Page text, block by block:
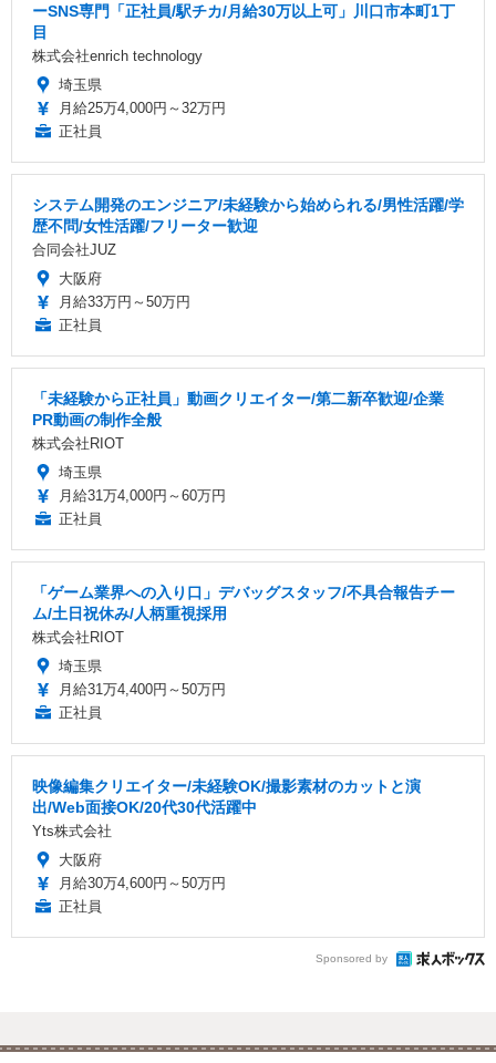
ーSNS専門「正社員/駅チカ/月給30万以上可」川口市本町1丁
目
株式会社enrich technology
埼玉県
月給25万4,000円～32万円
正社員
システム開発のエンジニア/未経験から始められる/男性活躍/学
歴不問/女性活躍/フリーター歓迎
合同会社JUZ
大阪府
月給33万円～50万円
正社員
「未経験から正社員」動画クリエイター/第二新卒歓迎/企業
PR動画の制作全般
株式会社RIOT
埼玉県
月給31万4,000円～60万円
正社員
「ゲーム業界への入り口」デバッグスタッフ/不具合報告チー
ム/土日祝休み/人柄重視採用
株式会社RIOT
埼玉県
月給31万4,400円～50万円
正社員
映像編集クリエイター/未経験OK/撮影素材のカットと演
出/Web面接OK/20代30代活躍中
Yts株式会社
大阪府
月給30万4,600円～50万円
正社員
Sponsored by